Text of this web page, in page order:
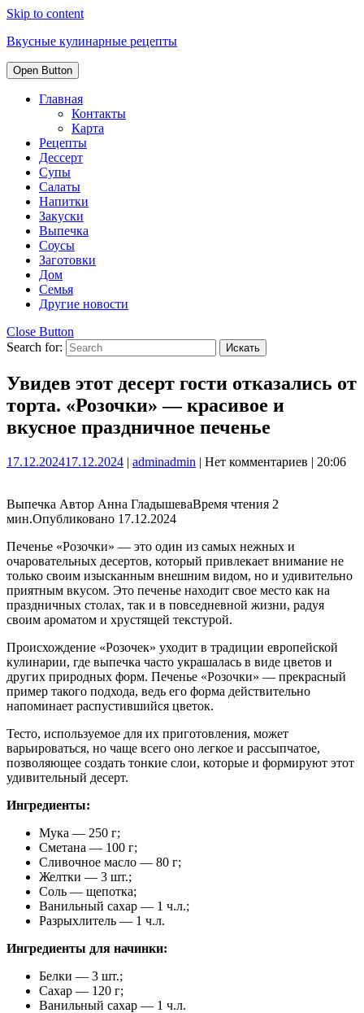
Skip to content
Вкусные кулинарные рецепты
Open Button
Главная
Контакты
Карта
Рецепты
Дессерт
Супы
Салаты
Напитки
Закуски
Выпечка
Соусы
Заготовки
Дом
Семья
Другие новости
Close Button
Search for:
Увидев этот десерт гости отказались от
торта. «Розочки» — красивое и
вкусное праздничное печенье
17.12.202417.12.2024 | adminadmin | Нет комментариев | 20:06
Выпечка Автор Анна ГладышеваВремя чтения 2
мин.Опубликовано 17.12.2024
Печенье «Розочки» — это один из самых нежных и
очаровательных десертов, который привлекает внимание не
только своим изысканным внешним видом, но и удивительно
приятным вкусом. Это печенье находит свое место как на
праздничных столах, так и в повседневной жизни, радуя
своим ароматом и хрустящей текстурой.
Происхождение «Розочек» уходит в традиции европейской
кулинарии, где выпечка часто украшалась в виде цветов и
других природных форм. Печенье «Розочки» — прекрасный
пример такого подхода, ведь его форма действительно
напоминает распустившийся цветок.
Тесто, используемое для их приготовления, может
варьироваться, но чаще всего оно легкое и рассыпчатое,
позволяющее создать тонкие слои, которые и формируют этот
удивительный десерт.
Ингредиенты:
Мука — 250 г;
Сметана — 100 г;
Сливочное масло — 80 г;
Желтки — 3 шт.;
Соль — щепотка;
Ванильный сахар — 1 ч.л.;
Разрыхлитель — 1 ч.л.
Ингредиенты для начинки:
Белки — 3 шт.;
Сахар — 120 г;
Ванильный сахар — 1 ч.л.